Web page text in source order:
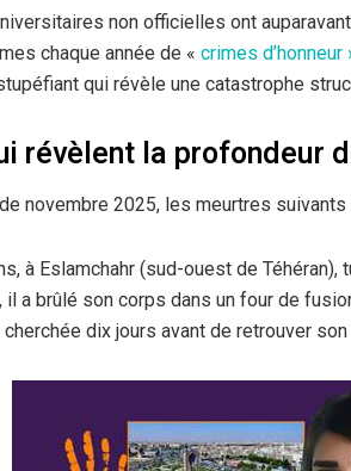
non officielles ont
chaque année de « crimes
qui révèle une catastrophe
révèlent la profondeur
novembre 2025, les meurtres
à Eslamchahr (sud-ouest de Téhéran),
il a brûlé son corps dans un four de
cherchée dix jours avant de retrouver